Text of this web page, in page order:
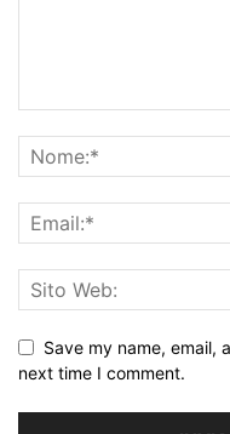
Save my name, email,
next time I comment.